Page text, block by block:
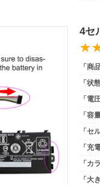
4セ
「商
「状
「電
「容
「セ
「充
「カ
「大